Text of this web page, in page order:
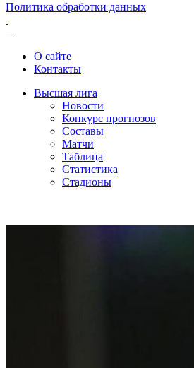
Политика обработки данных
О сайте
Контакты
Высшая лига
Новости
Конкурс прогнозов
Составы
Матчи
Таблица
Статистика
Стадионы